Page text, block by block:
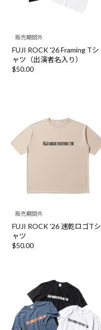
販売期間外
FUJI ROCK '26 Framing Tシ
ャツ（出演者名入り）
$‌50.00
販売期間外
FUJI ROCK '26 速乾ロゴTシ
ャツ
$‌50.00